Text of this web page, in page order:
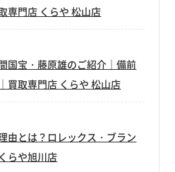
専門店 くらや 松山店
国宝・藤原雄のご紹介｜備前
買取専門店 くらや 松山店
由とは？ロレックス・ブラン
らや旭川店